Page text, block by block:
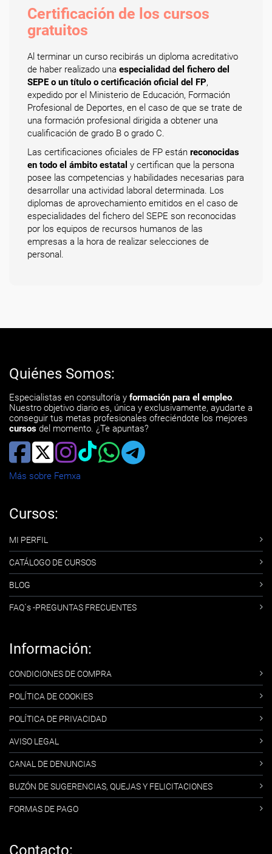
Certificación de los cursos
gratuitos
Al terminar un curso recibirás un diploma acreditativo
de haber realizado una especialidad del fichero del
SEPE o un título o certificación oficial del FP,
expedido por el Ministerio de Educación, Formación
Profesional de Deportes, en el caso de que se trate de
una formación profesional dirigida a obtener una
cualificación de grado B o grado C.
Las certificaciones oficiales de FP están reconocidas
en todo el ámbito estatal y certifican que la persona
posee las competencias y habilidades necesarias para
desarrollar una actividad laboral determinada. Los
diplomas de aprovechamiento emitidos en el caso de
especialidades del fichero del SEPE son reconocidas
por los equipos de recursos humanos de las
empresas a la hora de realizar selecciones de
personal.
Quiénes Somos:
Especialistas en consultoría y formación para el empleo.
Nuestro objetivo diario es, única y exclusivamente, ayudarte a
conseguir tus metas profesionales ofreciéndote los mejores
cursos del momento. ¿Te apuntas?
Más sobre Femxa
Cursos:
MI PERFIL
CATÁLOGO DE CURSOS
BLOG
FAQ´s -PREGUNTAS FRECUENTES
Información:
CONDICIONES DE COMPRA
POLÍTICA DE COOKIES
POLÍTICA DE PRIVACIDAD
AVISO LEGAL
CANAL DE DENUNCIAS
BUZÓN DE SUGERENCIAS, QUEJAS Y FELICITACIONES
FORMAS DE PAGO
Contacto: